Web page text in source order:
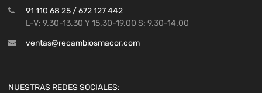
91 110 68 25 / 672 127 442
L-V: 9.30-13.30 Y 15.30-19.00 S: 9.30-14.00
ventas@recambiosmacor.com
NUESTRAS REDES SOCIALES: